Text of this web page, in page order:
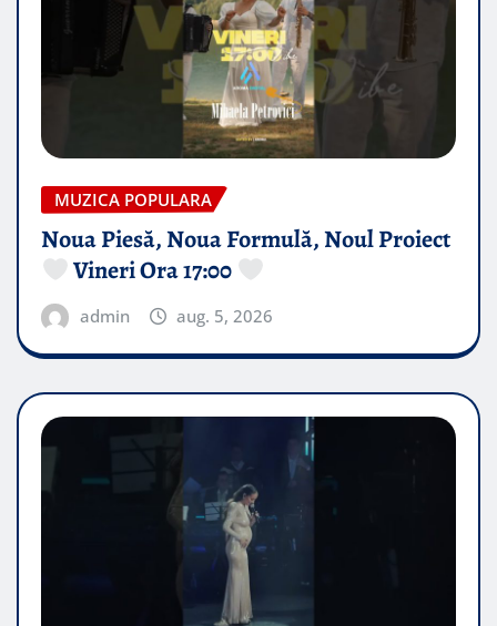
MUZICA POPULARA
Noua Piesă, Noua Formulă, Noul Proiect
Vineri Ora 17:00
admin aug. 5, 2026